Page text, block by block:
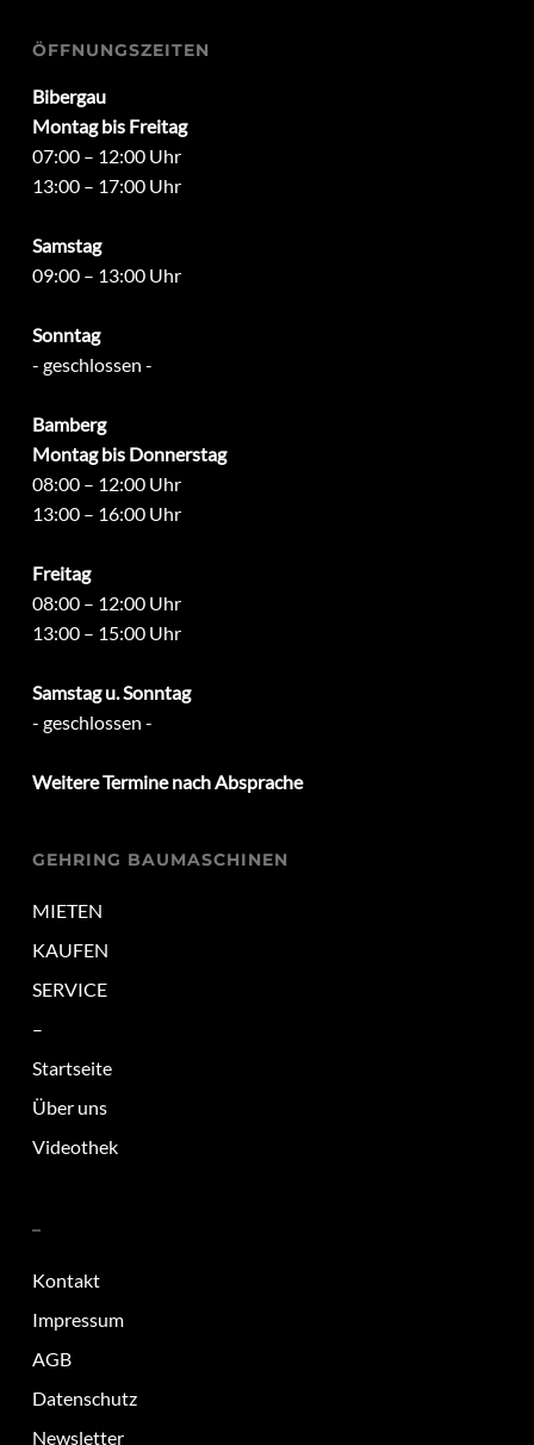
ÖFFNUNGSZEITEN
Bibergau
Montag bis Freitag
07:00 – 12:00 Uhr
13:00 – 17:00 Uhr
Samstag
09:00 – 13:00 Uhr
Sonntag
- geschlossen -
Bamberg
Montag bis Donnerstag
08:00 – 12:00 Uhr
13:00 – 16:00 Uhr
Freitag
08:00 – 12:00 Uhr
13:00 – 15:00 Uhr
Samstag u. Sonntag
- geschlossen -
Weitere Termine nach Absprache
GEHRING BAUMASCHINEN
MIETEN
KAUFEN
SERVICE
–
Startseite
Über uns
Videothek
–
Kontakt
Impressum
AGB
Datenschutz
Newsletter